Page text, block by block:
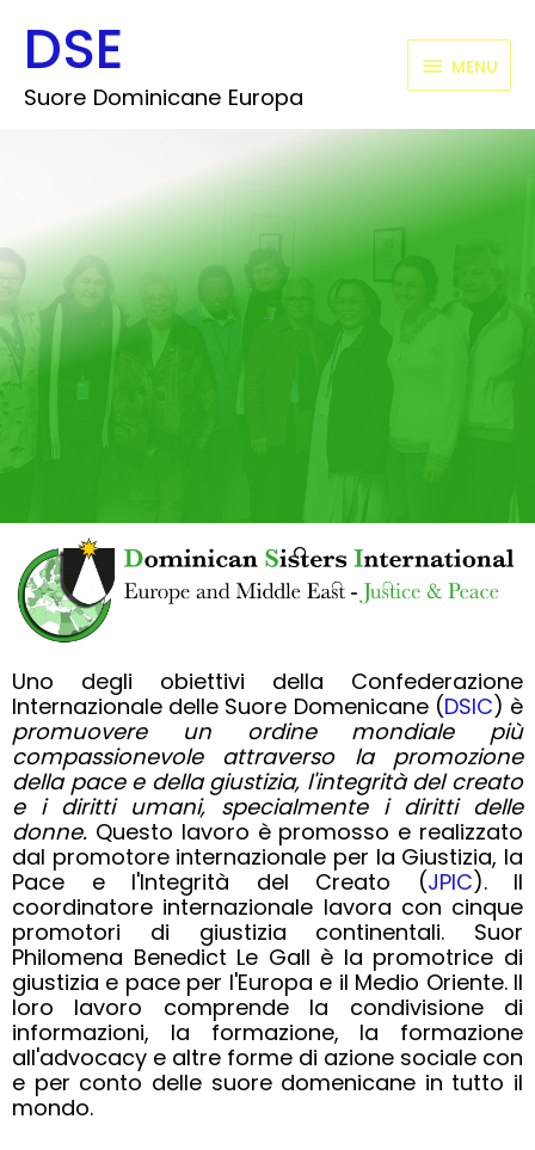
contenuto
DSE
Suore Dominicane Europa
MENU
MENU
Uno degli obiettivi della Confederazione
Internazionale delle Suore Domenicane (DSIC) è
promuovere un ordine mondiale più
compassionevole attraverso la promozione
della pace e della giustizia, l'integrità del creato
e i diritti umani, specialmente i diritti delle
donne. Questo lavoro è promosso e realizzato
dal promotore internazionale per la Giustizia, la
Pace e l'Integrità del Creato (JPIC). Il
coordinatore internazionale lavora con cinque
promotori di giustizia continentali. Suor
Philomena Benedict Le Gall è la promotrice di
giustizia e pace per l'Europa e il Medio Oriente. Il
loro lavoro comprende la condivisione di
informazioni, la formazione, la formazione
all'advocacy e altre forme di azione sociale con
e per conto delle suore domenicane in tutto il
mondo.